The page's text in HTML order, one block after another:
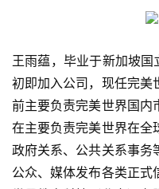
王雨蕴，毕业于新加坡
初即加入公司，现任完美
前主要负责完美世界国内
在主要负责完美世界在全
政府关系、公共关系事务
公众、媒体发布各类正式